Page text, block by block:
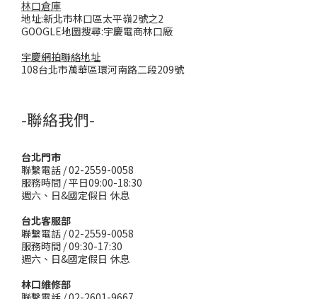
林口倉庫
地址:新北市林口區太平嶺2號之2
GOOGLE地圖搜尋:宇慶電商林口廠
宇慶網拍聯絡地址
108台北市萬華區環河南路二段209號
-聯絡我們-
台北門市
聯繫電話 / 02-2559-0058
服務時間 / 平日09:00-18:30
週六、日&國定假日 休息
台北客服部
聯繫電話 / 02-2559-0058
服務時間 / 09:30-17:30
週六、日&國定假日 休息
林口維修部